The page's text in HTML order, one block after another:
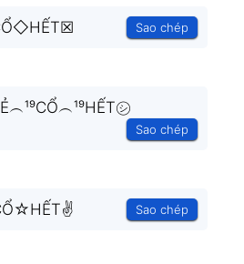
Sao chép
㋛
Sao chép
Sao chép